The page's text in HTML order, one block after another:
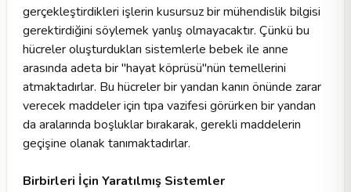
gerçekleştirdikleri işlerin kusursuz bir mühendislik bilgisi
gerektirdiğini söylemek yanlış olmayacaktır. Çünkü bu
hücreler oluşturdukları sistemlerle bebek ile anne
arasında adeta bir "hayat köprüsü"nün temellerini
atmaktadırlar. Bu hücreler bir yandan kanın önünde zarar
verecek maddeler için tıpa vazifesi görürken bir yandan
da aralarında boşluklar bırakarak, gerekli maddelerin
geçişine olanak tanımaktadırlar.
Birbirleri İçin Yaratılmış Sistemler